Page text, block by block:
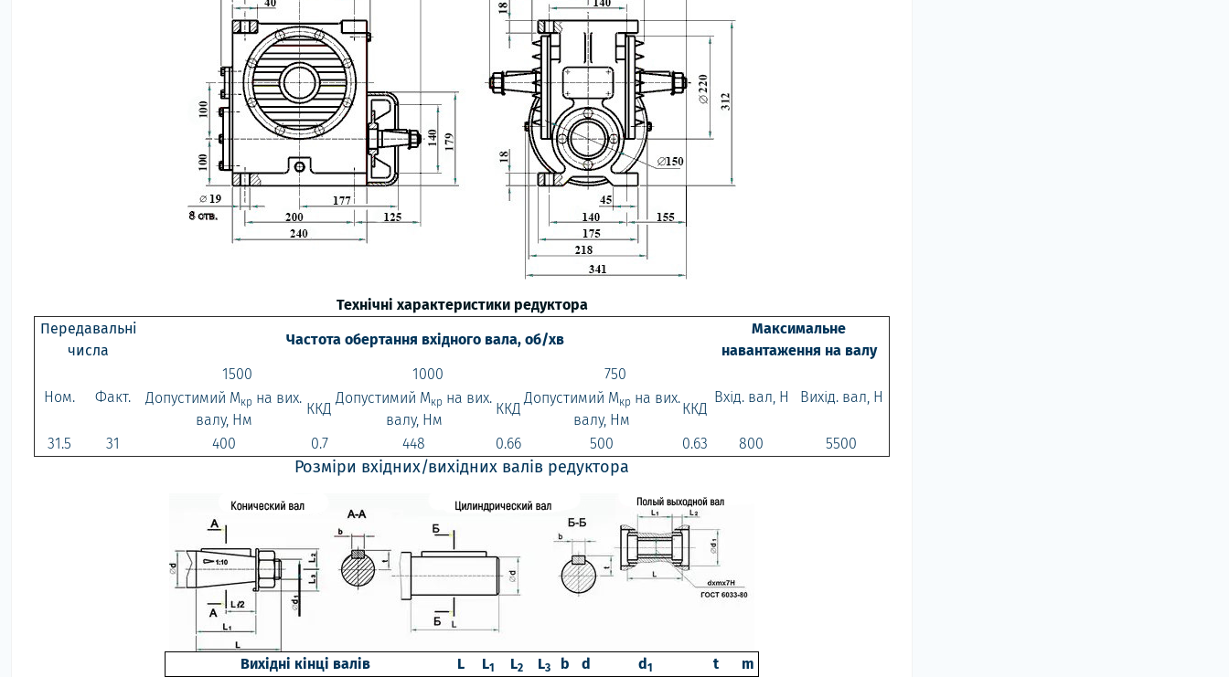
Технічні характеристики редуктора
Передавальні
числа
Частота обертання вхідного вала, об/хв
Максимальне
навантаження на валу
Ном. Факт.
1500 1000
750
Вхід. вал, Н
Вихід. вал, Н
Допустимий Мкр на вих.
валу, Нм
ККД
Допустимий Мкр на вих.
валу, Нм
ККД
Допустимий Мкрна вих.
валу, Нм
ККД
31.5
31 400 0.7 448 0.66 500 0.63 800 5500
Розміри вхідних/вихідних валів редуктора
Вихідні кінці валів L L1 L2 L3 b d d1 t m